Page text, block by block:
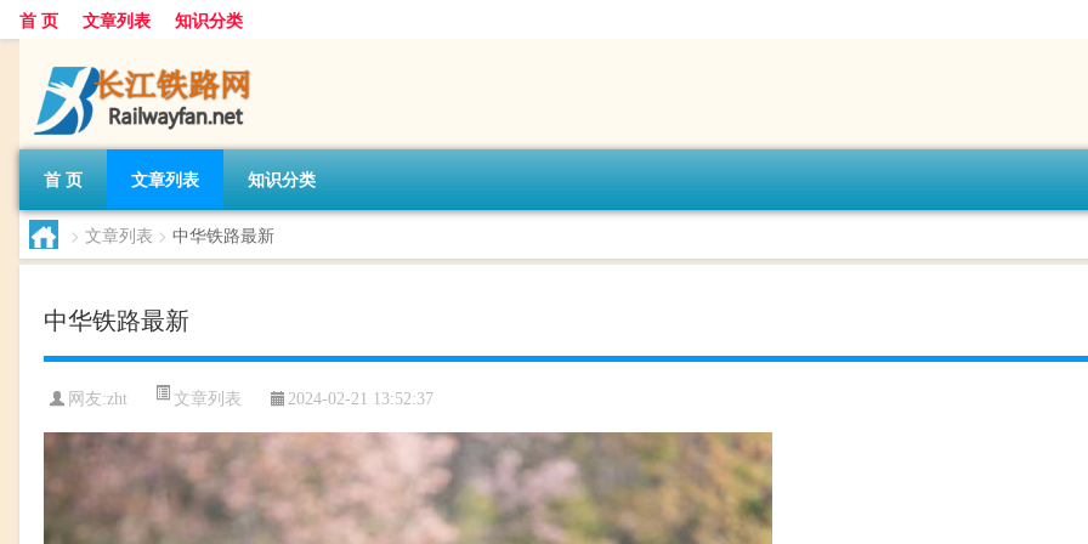
首 页 文章列表 知识分类
首 页 文章列表 知识分类
> 文章列表 > 中华铁路最新
中华铁路最新
网友:zht 文章列表 2024-02-21 13:52:37